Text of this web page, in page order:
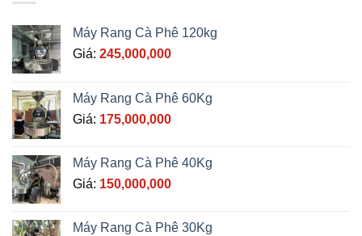
Máy Rang Cà Phê 120kg
Giá: 245,000,000
Máy Rang Cà Phê 60Kg
Giá: 175,000,000
Máy Rang Cà Phê 40Kg
Giá: 150,000,000
Máy Rang Cà Phê 30Kg